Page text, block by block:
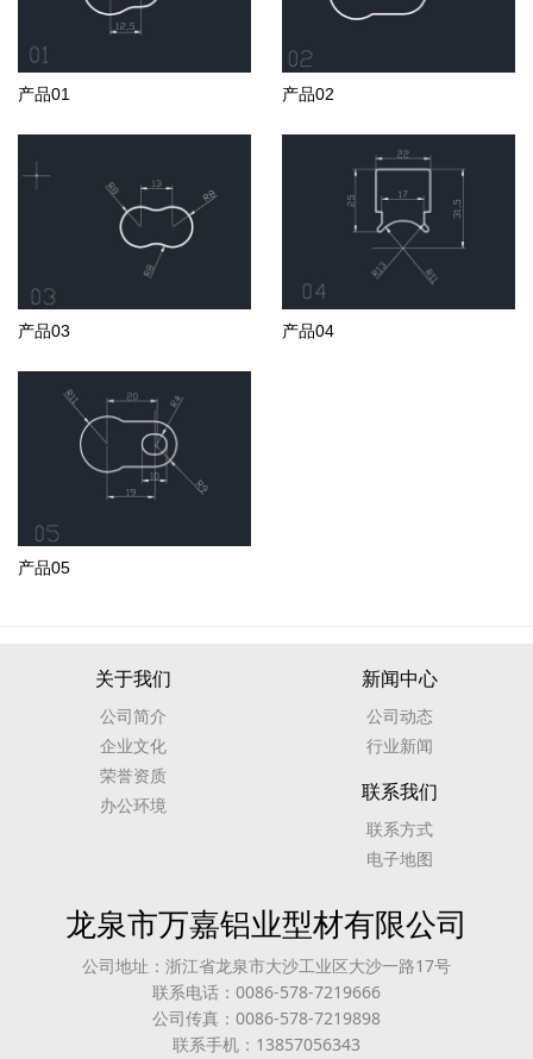
产品01 产品02
产品03 产品04
产品05
关于我们
公司简介
企业文化
荣誉资质
办公环境
新闻中心
公司动态
行业新闻
联系我们
联系方式
电子地图
龙泉市万嘉铝业型材有限公司
公司地址：浙江省龙泉市大沙工业区大沙一路17号
联系电话：0086-578-7219666
公司传真：0086-578-7219898
联系手机：13857056343